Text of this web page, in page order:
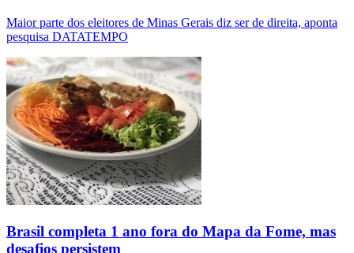
Maior parte dos eleitores de Minas Gerais diz ser de direita, aponta
pesquisa DATATEMPO
Brasil completa 1 ano fora do Mapa da Fome, mas
desafios persistem